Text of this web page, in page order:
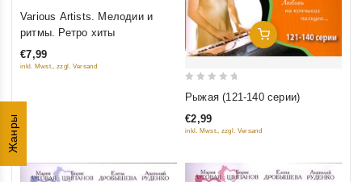
Жанры
5
Various Artists. Мелодии и
ритмы. Ретро хиты
€7,99
inkl. Mwst., zzgl. Versand
Добавить В Корзину
of
Рыжая (121-140 серии)
€2,99
inkl. Mwst., zzgl. Versand